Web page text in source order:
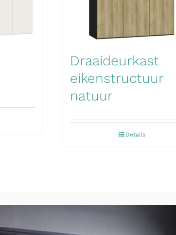
Draaideurkast
eikenstructuur
natuur
Details